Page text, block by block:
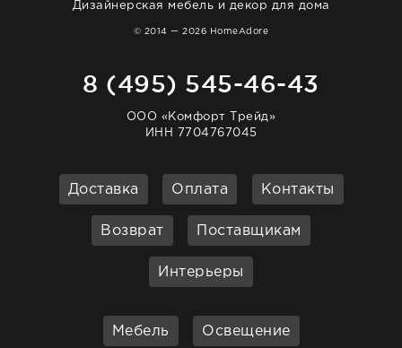
Дизайнерская мебель и декор для дома
© 2014 — 2026 HomeAdore
8 (495) 545-46-43
ООО «Комфорт Трейд»
ИНН 7704767045
Доставка Оплата Контакты
Возврат Поставщикам
Интерьеры
Мебель Освещение